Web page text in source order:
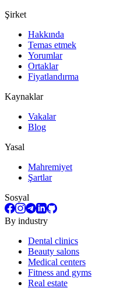
Şirket
Hakkında
Temas etmek
Yorumlar
Ortaklar
Fiyatlandırma
Kaynaklar
Vakalar
Blog
Yasal
Mahremiyet
Şartlar
Sosyal
By industry
Dental clinics
Beauty salons
Medical centers
Fitness and gyms
Real estate